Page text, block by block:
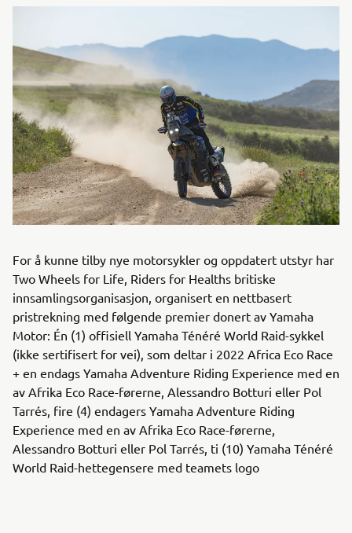
For å kunne tilby nye motorsykler og oppdatert utstyr har
Two Wheels for Life, Riders for Healths britiske
innsamlingsorganisasjon, organisert en nettbasert
pristrekning med følgende premier donert av Yamaha
Motor: Én (1) offisiell Yamaha Ténéré World Raid-sykkel
(ikke sertifisert for vei), som deltar i 2022 Africa Eco Race
+ en endags Yamaha Adventure Riding Experience med en
av Afrika Eco Race-førerne, Alessandro Botturi eller Pol
Tarrés, fire (4) endagers Yamaha Adventure Riding
Experience med en av Afrika Eco Race-førerne,
Alessandro Botturi eller Pol Tarrés, ti (10) Yamaha Ténéré
World Raid-hettegensere med teamets logo